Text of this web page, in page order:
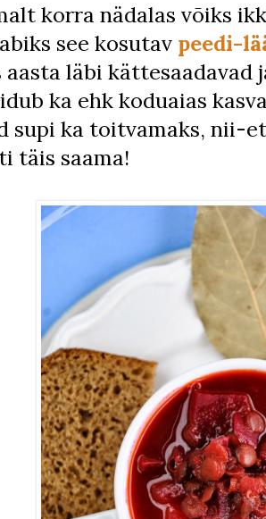
korra nädalas võiks
see kosutav peedi-
aasta läbi kättesaadavad
ka ehk koduaias
supi ka toitvamaks, nii-
täis saama!